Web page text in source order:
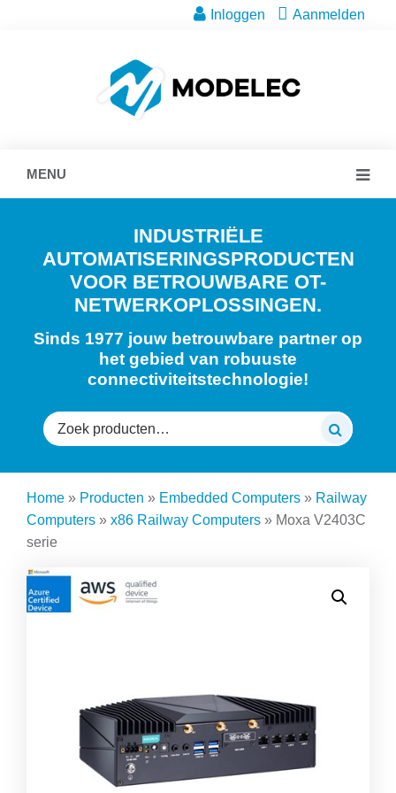
Inloggen Aanmelden
MENU
INDUSTRIËLE
AUTOMATISERINGSPRODUCTEN
VOOR BETROUWBARE OT-
NETWERKOPLOSSINGEN.
Sinds 1977 jouw betrouwbare partner op
het gebied van robuuste
connectiviteitstechnologie!
Zoeken
naar:
Home » Producten » Embedded Computers » Railway
Computers » x86 Railway Computers » Moxa V2403C
serie